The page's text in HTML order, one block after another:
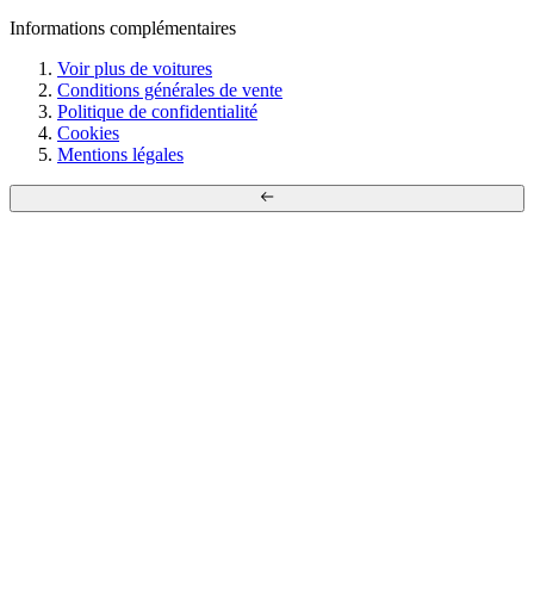
Informations complémentaires
Voir plus de voitures
Conditions générales de vente
Politique de confidentialité
Cookies
Mentions légales